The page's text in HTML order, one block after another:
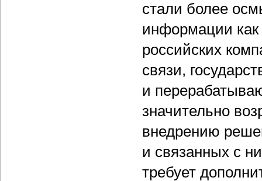
стали более
информации как
российских
связи,
и
значительно
внедрению
и связанных с
требует